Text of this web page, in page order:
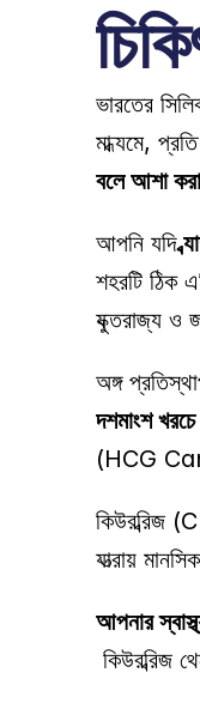
ভারতের
মাধ্যমে,
বলে আশা
আপনি যদি
শহরটি ঠিক
যুক্তরাজ্য ও
অঙ্গ
দশমাংশ খরচে
(HCG
কিউরব্রিজ
যাত্রায়
আপনার
কিউরব্রিজ